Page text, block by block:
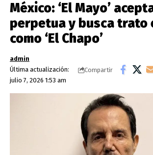
México: ‘El Mayo’
perpetua y busca trato
como ‘El Chapo’
Última actualización:
julio 7, 2026 1:53 am
admin
Compartir